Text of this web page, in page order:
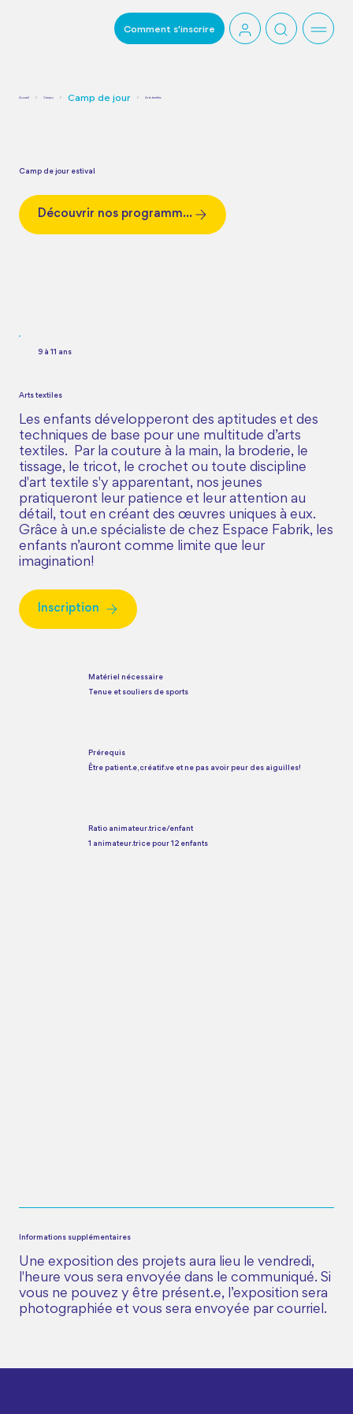
Comment s'inscrire
Accueil / Camps / Camp de jour / Arts textiles
Camp de jour estival
Découvrir nos programmes
Matériel nécessaire
Tenue et souliers de sports
Prérequis
Être patient.e, créatif.ve et ne pas avoir peur des aiguilles!
Ratio animateur.trice/enfant
1 animateur.trice pour 12 enfants
9 à 11 ans
Arts textiles
Les enfants développeront des aptitudes et des
techniques de base pour une multitude d’arts
textiles. Par la couture à la main, la broderie, le
tissage, le tricot, le crochet ou toute discipline
d'art textile s'y apparentant, nos jeunes
pratiqueront leur patience et leur attention au
détail, tout en créant des œuvres uniques à eux.
Grâce à un.e spécialiste de chez Espace Fabrik, les
enfants n’auront comme limite que leur
imagination!
Inscription
Informations supplémentaires
Une exposition des projets aura lieu le vendredi,
l'heure vous sera envoyée dans le communiqué. Si
vous ne pouvez y être présent.e, l’exposition sera
photographiée et vous sera envoyée par courriel.